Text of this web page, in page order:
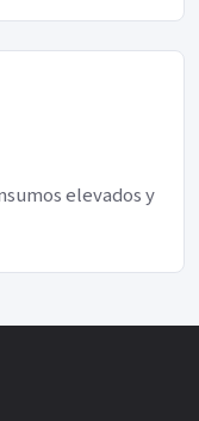
elevados y